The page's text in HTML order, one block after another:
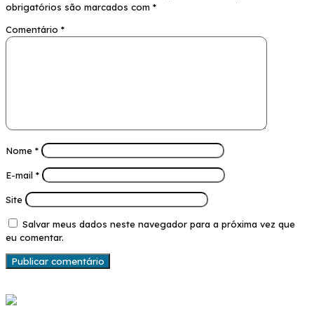
obrigatórios são marcados com *
Comentário *
Nome *
E-mail *
Site
Salvar meus dados neste navegador para a próxima vez que
eu comentar.